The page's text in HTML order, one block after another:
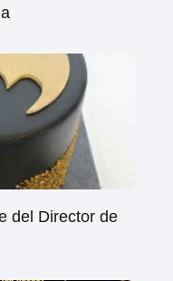
del Director de